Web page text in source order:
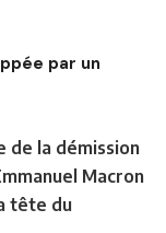
par un
de la démission
Macron
tête du